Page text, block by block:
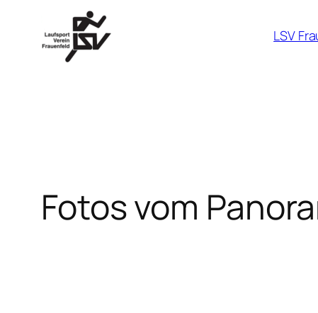
springen
LSV
Fotos vom